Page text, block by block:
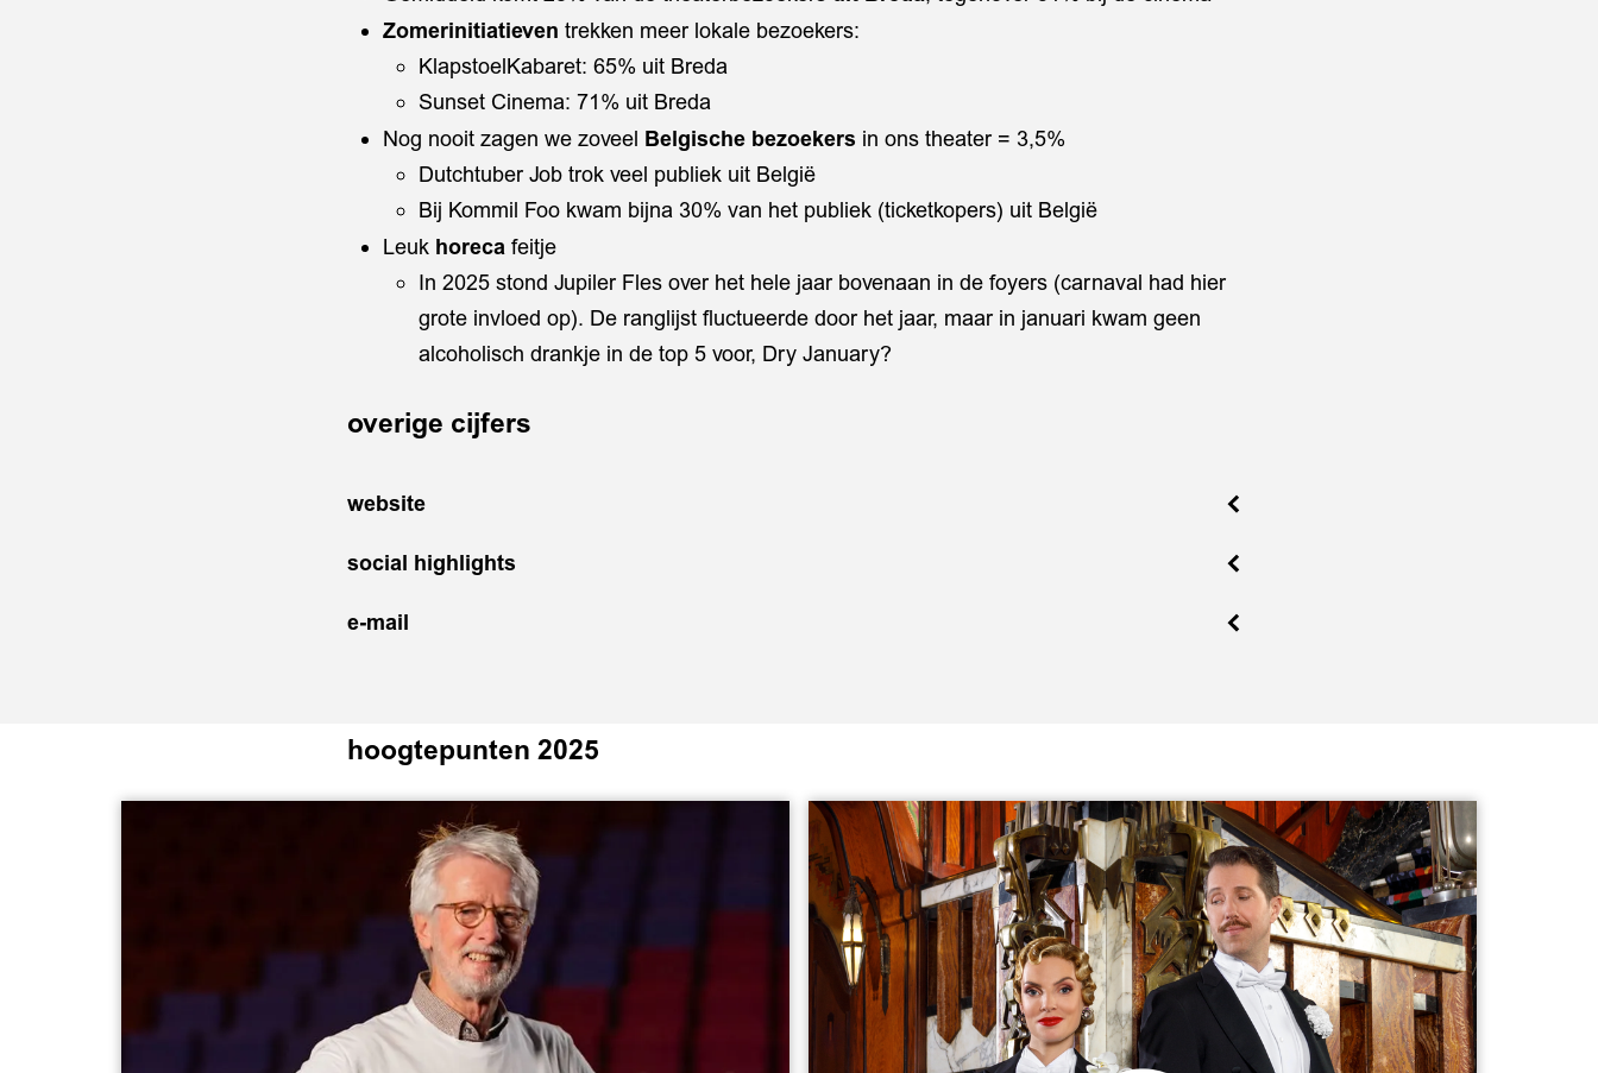
Zomerinitiatieventrekken meer lokale bezoekers:
KlapstoelKabaret: 65% uit Breda
Sunset Cinema: 71% uit Breda
Nog nooit zagen we zoveel Belgische bezoekers in ons theater = 3,5%
Dutchtuber Job trok veel publiek uit België
Bij Kommil Foo kwam bijna 30% van het publiek (ticketkopers) uit België
Leuk horecafeitje
In 2025 stond Jupiler Fles over het hele jaar bovenaan in de foyers (carnaval had hier
grote invloed op). De ranglijst fluctueerde door het jaar, maar in januari kwam geen
alcoholisch drankje in de top 5 voor, Dry January?
overige cijfers
website
social highlights
e-mail
hoogtepunten 2025